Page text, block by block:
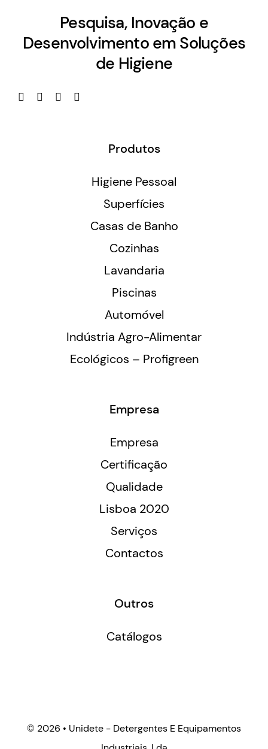
Pesquisa, Inovação e
Desenvolvimento em Soluções
de Higiene
Produtos
Higiene Pessoal
Superfícies
Casas de Banho
Cozinhas
Lavandaria
Piscinas
Automóvel
Indústria Agro-Alimentar
Ecológicos – Profigreen
Empresa
Empresa
Certificação
Qualidade
Lisboa 2020
Serviços
Contactos
Outros
Catálogos
© 2026 • Unidete - Detergentes E Equipamentos